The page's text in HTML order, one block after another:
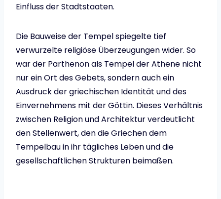
Einfluss der Stadtstaaten.
Die Bauweise der Tempel spiegelte tief
verwurzelte religiöse Überzeugungen wider. So
war der Parthenon als Tempel der Athene nicht
nur ein Ort des Gebets, sondern auch ein
Ausdruck der griechischen Identität und des
Einvernehmens mit der Göttin. Dieses Verhältnis
zwischen Religion und Architektur verdeutlicht
den Stellenwert, den die Griechen dem
Tempelbau in ihr tägliches Leben und die
gesellschaftlichen Strukturen beimaßen.